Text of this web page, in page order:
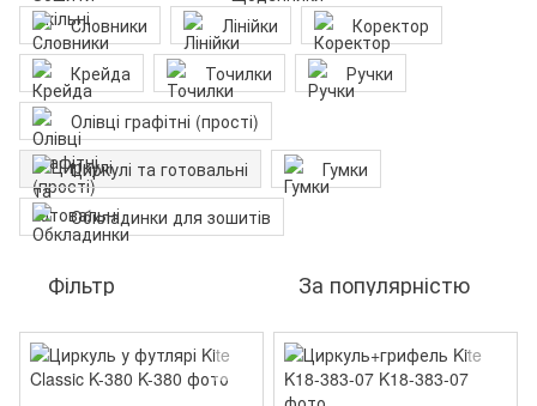
Словники
Лінійки
Коректор
Крейда
Точилки
Ручки
Олівці графітні (прості)
Циркулі та готовальні
Гумки
Обкладинки для зошитів
Фільтр За популярністю